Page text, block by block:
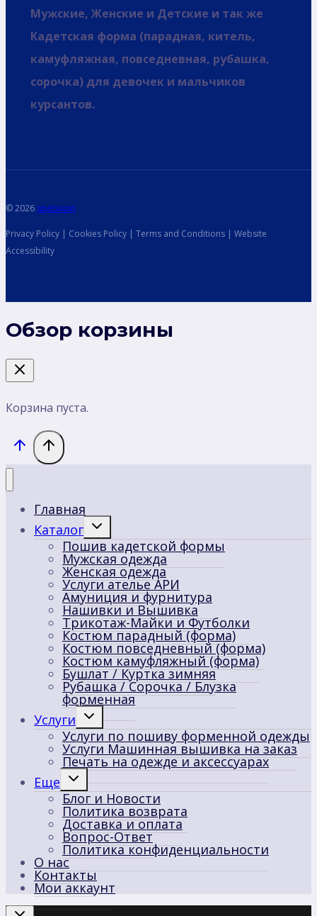
Мужские, Женские и Детские и так же
Кадетская форма (парадная, китель,
камуфляжная, повседневная, рубашка,
сорочка) для девочек и мальчиков
курсантов.
© 2026 spetsvoin
Privacy Policy | Cookies Policy | Terms and Conditions | Website
Accessibility
Обзор корзины
Корзина пуста.
Главная
Каталог
Переключить
меню
Пошив кадетской формы
Мужская одежда
Женская одежда
Услуги ателье АРИ
Амуниция и фурнитура
Нашивки и Вышивка
Трикотаж-Майки и Футболки
Костюм парадный (форма)
Костюм повседневный (форма)
Костюм камуфляжный (форма)
Бушлат / Куртка зимняя
Рубашка / Сорочка / Блузка
форменная
Услуги
Переключить
дочернее
меню
Услуги по пошиву форменной одежды
Услуги Машинная вышивка на заказ
Печать на одежде и аксессуарах
Еще
Переключить
дочернее
меню
Блог и Новости
Политика возврата
Доставка и оплата
Вопрос-Ответ
Политика конфиденциальности
О нас
Контакты
Мои аккаунт